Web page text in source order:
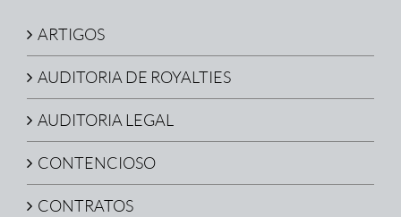
ARTIGOS
AUDITORIA DE ROYALTIES
AUDITORIA LEGAL
CONTENCIOSO
CONTRATOS